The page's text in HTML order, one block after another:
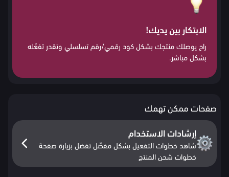
الابتكار بين يديك!
راح يوصلك منتجك بشكل كود رقمي/رقم تسلسلي وتقدر تفعّله
بشكل مباشر.
صفحات ممكن تهمك
إرشادات الاستخدام
شاهد خطوات التفعيل بشكل مفصّل تفضل بزيارة صفحة
خطوات شحن المنتج